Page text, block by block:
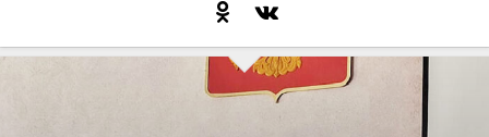
Послесловие к празднику